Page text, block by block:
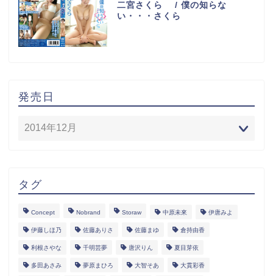
二宮さくら / 僕の知らな
い・・・さくら
発売日
タグ
Concept Nobrand Storaw 中原未來 伊唐みよ
伊藤しほ乃 佐藤ありさ 佐藤まゆ 倉持由香
利根さやな 千明芸夢 唐沢りん 夏目芽依
多田あさみ 夢原まひろ 大智そあ 大貫彩香